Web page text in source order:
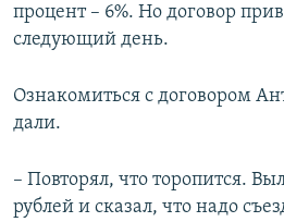
процент – 6%. Но договор
следующий день.
Ознакомиться с договором
дали.
– Повторял, что торопится.
рублей и сказал, что надо